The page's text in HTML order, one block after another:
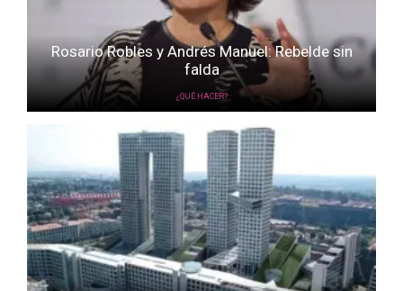
Rosario Robles y Andrés Manuel: Rebelde sin
falda
¿QUÉ HACER?